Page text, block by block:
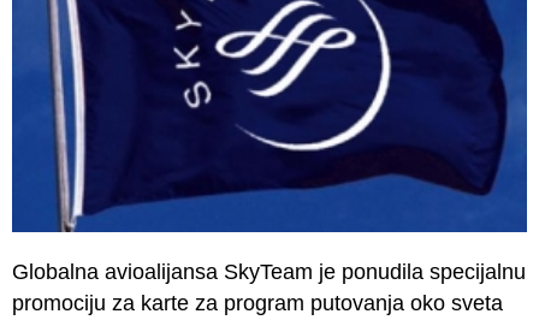
Globalna avioalijansa SkyTeam je ponudila specijalnu
promociju za karte za program putovanja oko sveta